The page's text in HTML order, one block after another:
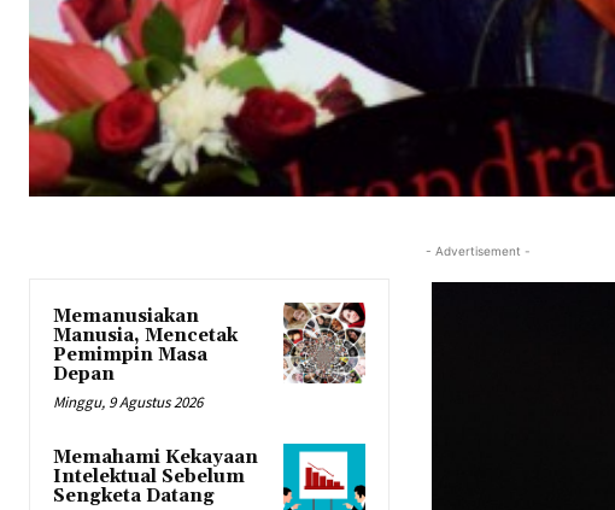
Memanusiakan
Manusia, Mencetak
Pemimpin Masa
Depan
Minggu, 9 Agustus 2026
Memahami Kekayaan
Intelektual Sebelum
Sengketa Datang
- Advertisement -